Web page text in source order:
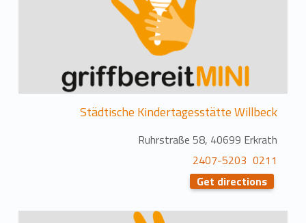
Städtische Kindertagesstätte Willbeck
Ruhrstraße 58, 40699 Erkrath
0211 2407-5203
Get directions